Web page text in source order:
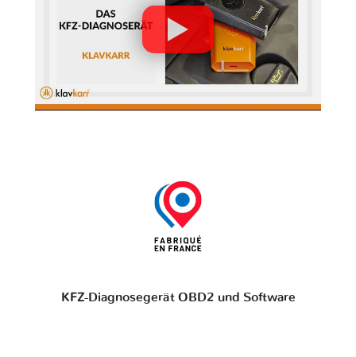
KFZ-Diagnosegerät OBD2 und Software